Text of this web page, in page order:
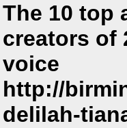
The 10 top
creators of
voice
http://
delilah-